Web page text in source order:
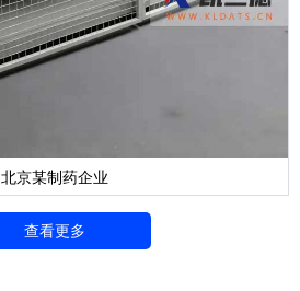
北京某制药企业
查看更多